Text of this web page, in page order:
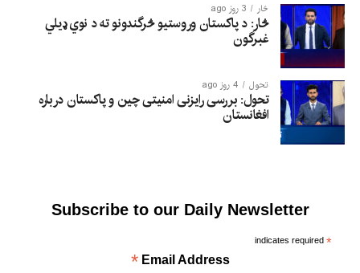
څار 3 روز ago
څار: د پاکستان وروستیو څرگندونو ته د نوي ډیلي
غبرگون
تحول 4 روز ago
تحول: بررسی رایزنی امنیتی چین و پاکستان درباره
افغانستان
Subscribe to our Daily Newsletter
*
indicates required
Email Address
*